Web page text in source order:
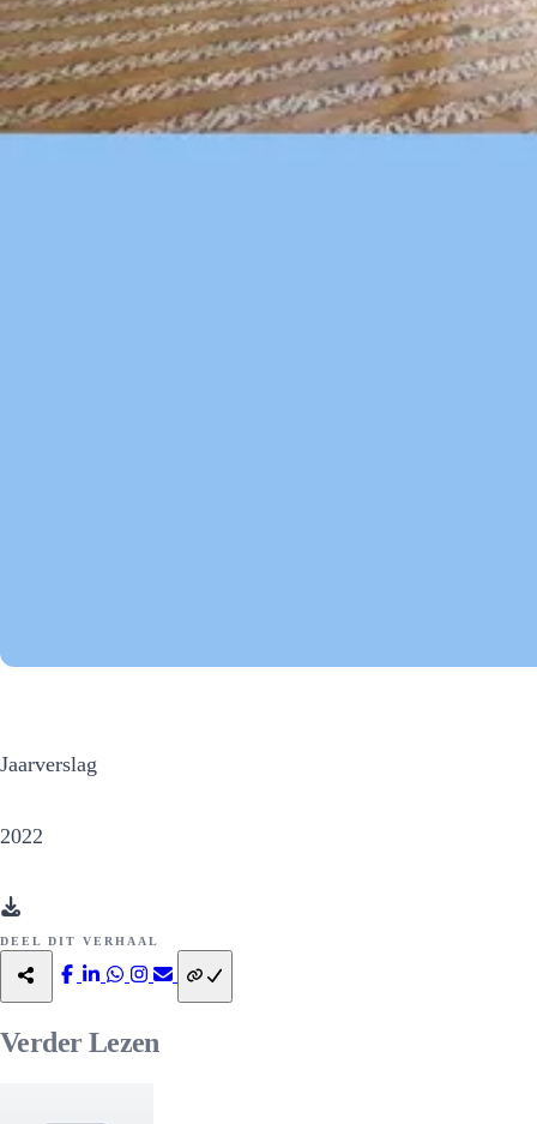
Jaarverslag
2022
DEEL DIT VERHAAL
Verder Lezen